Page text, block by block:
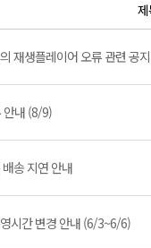
재생플레이어 오류 관련 공지
안내 (8/9)
송 지연 안내
시간 변경 안내 (6/3~6/6)